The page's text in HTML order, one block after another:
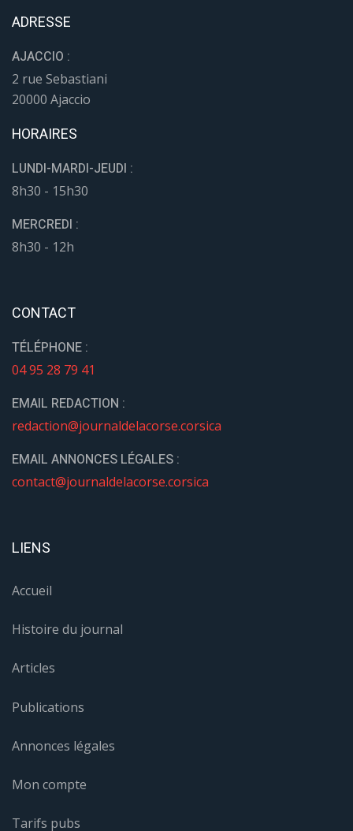
ADRESSE
AJACCIO :
2 rue Sebastiani
20000 Ajaccio
HORAIRES
LUNDI-MARDI-JEUDI :
8h30 - 15h30
MERCREDI :
8h30 - 12h
CONTACT
TÉLÉPHONE :
04 95 28 79 41
EMAIL REDACTION :
redaction@journaldelacorse.corsica
EMAIL ANNONCES LÉGALES :
contact@journaldelacorse.corsica
LIENS
Accueil
Histoire du journal
Articles
Publications
Annonces légales
Mon compte
Tarifs pubs